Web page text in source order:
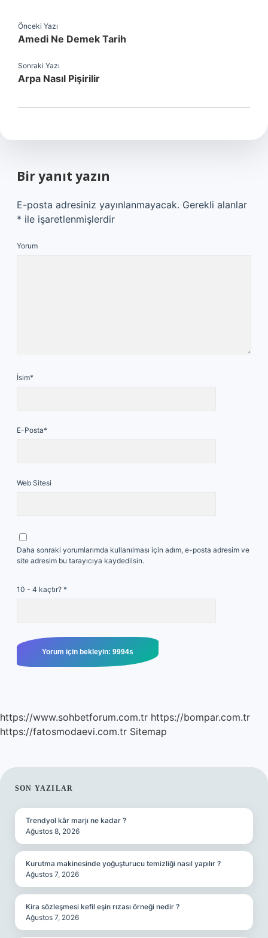
Önceki Yazı
Amedi Ne Demek Tarih
Sonraki Yazı
Arpa Nasıl Pişirilir
Bir yanıt yazın
E-posta adresiniz yayınlanmayacak. Gerekli alanlar
* ile işaretlenmişlerdir
Yorum
İsim*
E-Posta*
Web Sitesi
Daha sonraki yorumlarımda kullanılması için adım, e-posta adresim ve
site adresim bu tarayıcıya kaydedilsin.
10 - 4 kaçtır? *
https://www.sohbetforum.com.tr https://bompar.com.tr
https://fatosmodaevi.com.tr Sitemap
SIDEBAR
SON YAZILAR
Trendyol kâr marjı ne kadar ?
Ağustos 8, 2026
Kurutma makinesinde yoğuşturucu temizliği nasıl yapılır ?
Ağustos 7, 2026
Kira sözleşmesi kefil eşin rızası örneği nedir ?
Ağustos 7, 2026